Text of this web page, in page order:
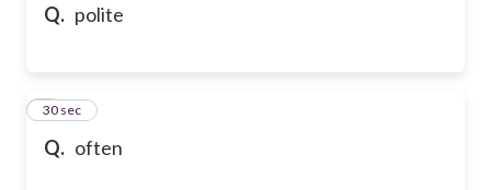
Q. polite
Q. often
4
30 sec